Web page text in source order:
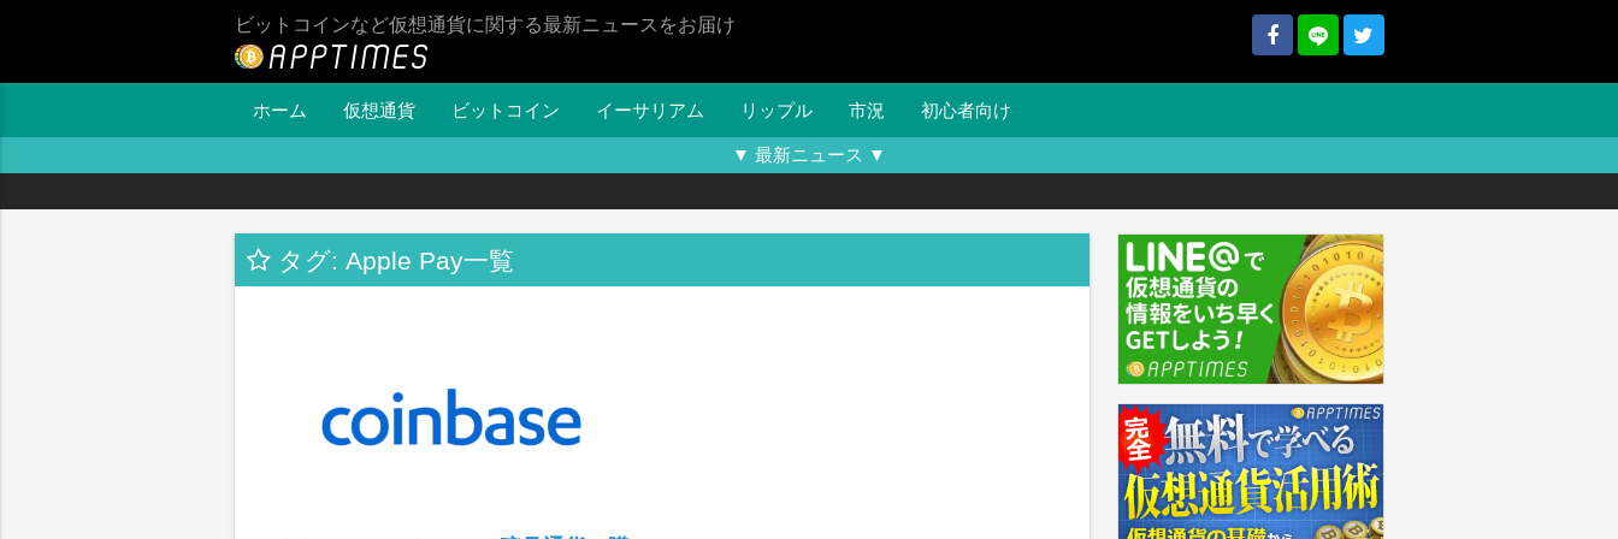
ビットコインなど仮想通貨に関する最新ニュースをお届け
ホーム 仮想通貨 ビットコイン イーサリアム リップル 市況 初心者向け
▼ 最新ニュース ▼
タグ: Apple Pay一覧